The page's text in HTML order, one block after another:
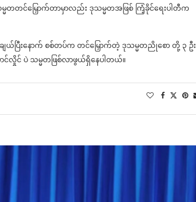
တင်မြှောက်တာမှာလည်း ဒုသမ္မတအဖြစ် ကြံ့ခိုင်ရေးပါတီက
ယ်ပြီးနောက် စစ်တပ်က တင်မြှောက်တဲ့ ဒုသမ္မတညိုစော တို့ ၃ ဦး
ာင်လှိုင် ပဲ သမ္မတဖြစ်လာဖွယ်ရှိနေပါတယ်။